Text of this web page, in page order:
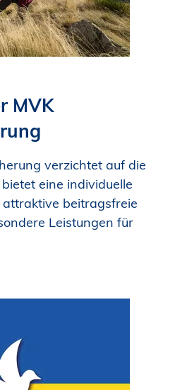
MVK
verzichtet auf die
eine individuelle
beitragsfreie
Leistungen für